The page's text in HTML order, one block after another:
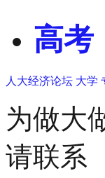
高考
人大经济论坛 大学
为做大
请联系